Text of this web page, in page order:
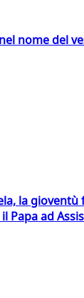
nome del
la gioventù
Papa ad